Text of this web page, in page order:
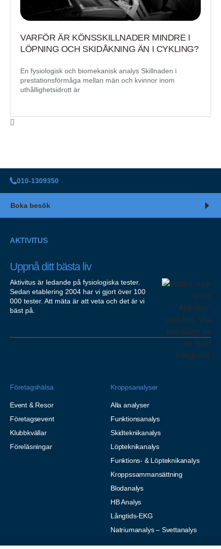
VARFÖR ÄR KÖNSSKILLNADER MINDRE I
LÖPNING OCH SKIDÅKNING ÄN I CYKLING?
En fysiologisk och biomekanisk analys Skillnaden i
prestationsförmåga mellan män och kvinnor inom
uthållighetsidrott är
010-1309350
Boka besök
AKTIVITUS
Uppnå ditt bästa liv
Aktivitus är ledande på fysiologiska tester.
Sedan etablering 2004 har vi gjort över 100
000 tester. Att mäta är att veta och det är vi
bäst på.
Företagshälsa
Event & Resor
Företagsevent
Klubbkvällar
Föreläsningar
Kroppsanalyser
Alla analyser
Funktionsanalys
Skidteknikanalys
Löpteknikanalys
Funktions- & Löpteknikanalys
Kroppssammansättning
Blodanalys
HB Analys
Långtids-EKG
Natriumanalys – Svettanalys